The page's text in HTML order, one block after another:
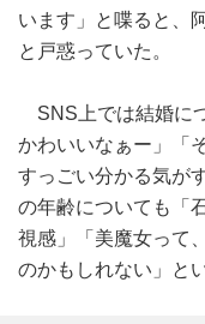
います」と喋ると、
と戸惑っていた。
SNS上では結婚に
かわいいなぁー」「
すっごい分かる気が
の年齢についても「
視感」「美魔女って
のかもしれない」と